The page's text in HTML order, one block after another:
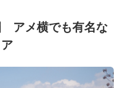
アメ横でも有名な